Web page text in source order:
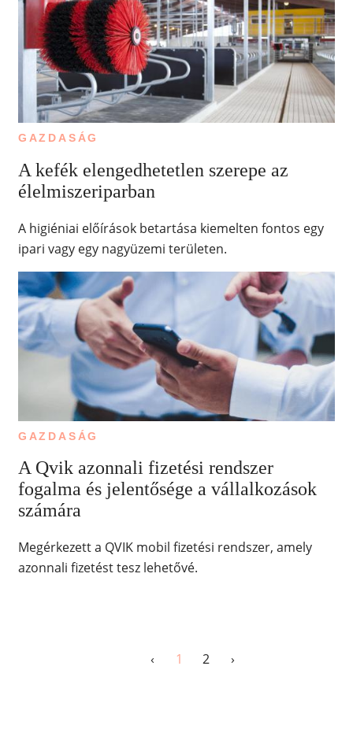
GAZDASÁG
A kefék elengedhetetlen szerepe az
élelmiszeriparban
A higiéniai előírások betartása kiemelten fontos egy
ipari vagy egy nagyüzemi területen.
GAZDASÁG
A Qvik azonnali fizetési rendszer
fogalma és jelentősége a vállalkozások
számára
Megérkezett a QVIK mobil fizetési rendszer, amely
azonnali fizetést tesz lehetővé.
‹ 1 2 ›